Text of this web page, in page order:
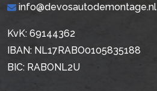
info@devosautodemontage.nl
KvK: 69144362
IBAN: NL17RABO0105835188
BIC: RABONL2U